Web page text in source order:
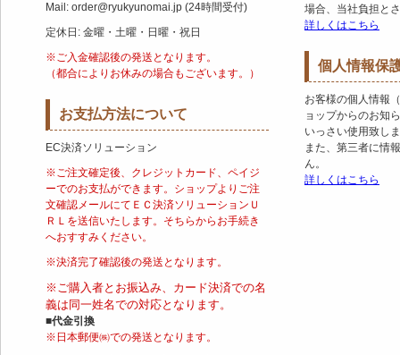
Mail: order@ryukyunomai.jp (24時間受付)
定休日: 金曜・土曜・日曜・祝日
※ご入金確認後の発送となります。
（都合によりお休みの場合もございます。）
お支払方法について
EC決済ソリューション
※ご注文確定後、クレジットカード、ペイジ
ーでのお支払ができます。ショップよりご注
文確認メールにてＥＣ決済ソリューションＵ
ＲＬを送信いたします。そちらからお手続き
へおすすみください。
※決済完了確認後の発送となります。
※ご購入者とお振込み、カード決済での名
義は同一姓名での対応となります。
■代金引換
※日本郵便㈱での発送となります。
場合、当社負担と
詳しくはこちら
個人情報保
お客様の個人情報
ョップからのお知
いっさい使用致し
また、第三者に情
ん。
詳しくはこちら